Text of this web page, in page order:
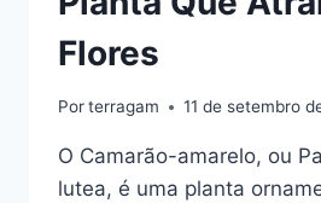
Flores
Porterragam 11 de setembro
O Camarão-amarelo, ou
lutea, é uma planta